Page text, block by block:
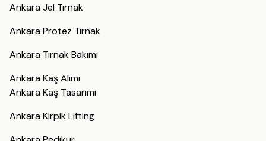
Ankara Jel Tırnak
Ankara Protez Tırnak
Ankara Tırnak Bakımı
Ankara Kaş Alımı
Ankara Kaş Tasarımı
Ankara Kirpik Lifting